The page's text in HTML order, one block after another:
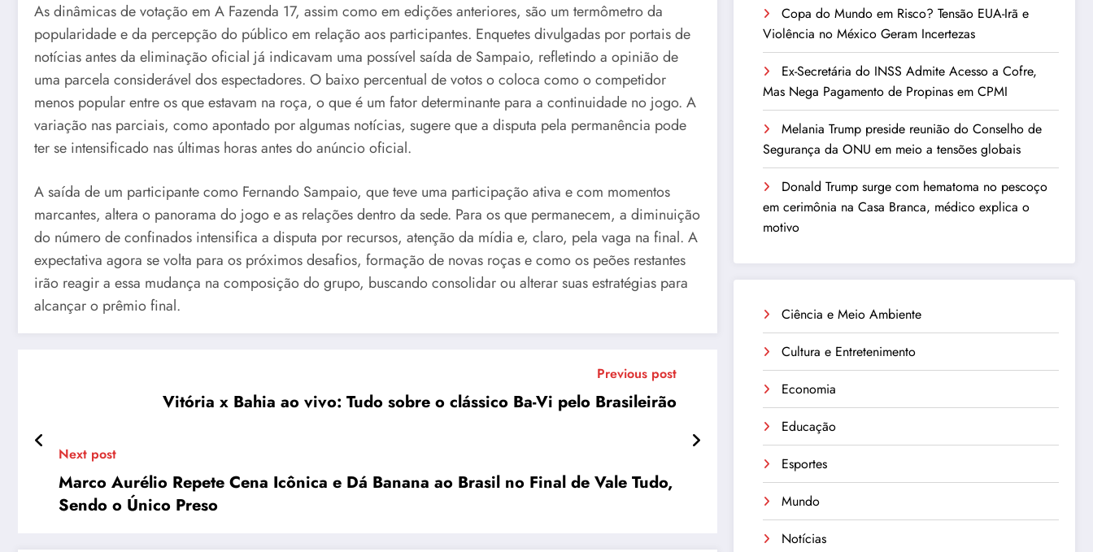
As dinâmicas de votação em A Fazenda 17, assim como em edições anteriores, são um termômetro da
popularidade e da percepção do público em relação aos participantes. Enquetes divulgadas por portais de
notícias antes da eliminação oficial já indicavam uma possível saída de Sampaio, refletindo a opinião de
uma parcela considerável dos espectadores. O baixo percentual de votos o coloca como o competidor
menos popular entre os que estavam na roça, o que é um fator determinante para a continuidade no jogo. A
variação nas parciais, como apontado por algumas notícias, sugere que a disputa pela permanência pode
ter se intensificado nas últimas horas antes do anúncio oficial.
A saída de um participante como Fernando Sampaio, que teve uma participação ativa e com momentos
marcantes, altera o panorama do jogo e as relações dentro da sede. Para os que permanecem, a diminuição
do número de confinados intensifica a disputa por recursos, atenção da mídia e, claro, pela vaga na final. A
expectativa agora se volta para os próximos desafios, formação de novas roças e como os peões restantes
irão reagir a essa mudança na composição do grupo, buscando consolidar ou alterar suas estratégias para
alcançar o prêmio final.
Previous post
Vitória x Bahia ao vivo: Tudo sobre o clássico Ba-Vi pelo Brasileirão
Next post
Marco Aurélio Repete Cena Icônica e Dá Banana ao Brasil no Final de Vale Tudo,
Sendo o Único Preso
Copa do Mundo em Risco? Tensão EUA-Irã e
Violência no México Geram Incertezas
Ex-Secretária do INSS Admite Acesso a Cofre,
Mas Nega Pagamento de Propinas em CPMI
Melania Trump preside reunião do Conselho de
Segurança da ONU em meio a tensões globais
Donald Trump surge com hematoma no pescoço
em cerimônia na Casa Branca, médico explica o
motivo
Ciência e Meio Ambiente
Cultura e Entretenimento
Economia
Educação
Esportes
Mundo
Notícias